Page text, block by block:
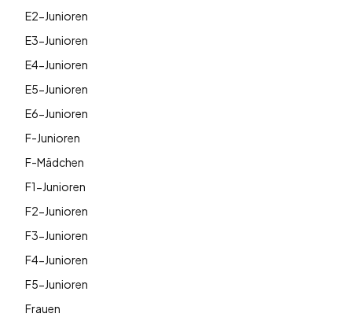
E2-Junioren
E3-Junioren
E4-Junioren
E5-Junioren
E6-Junioren
F-Junioren
F-Mädchen
F1-Junioren
F2-Junioren
F3-Junioren
F4-Junioren
F5-Junioren
Frauen